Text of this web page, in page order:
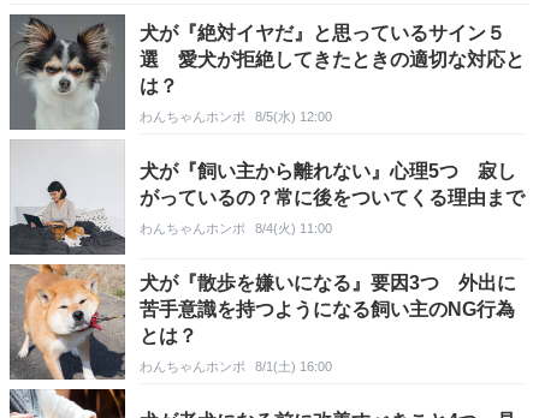
犬が『絶対イヤだ』と思っているサイン５
選 愛犬が拒絶してきたときの適切な対応と
は？
わんちゃんホンポ 8/5(水) 12:00
犬が『飼い主から離れない』心理5つ 寂し
がっているの？常に後をついてくる理由まで
わんちゃんホンポ 8/4(火) 11:00
犬が『散歩を嫌いになる』要因3つ 外出に
苦手意識を持つようになる飼い主のNG行為
とは？
わんちゃんホンポ 8/1(土) 16:00